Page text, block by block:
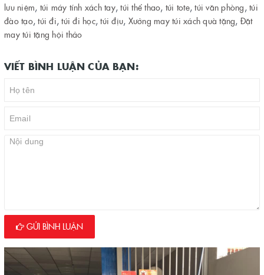
lưu niệm, túi máy tính xách tay,túi thể thao, túi tote,túi văn phòng , túi
đào tạo,túi đi,túi đi học,túi địu, Xưởng may túi xách quà tặng, Đặt
may túi tặng hội thảo
VIẾT BÌNH LUẬN CỦA BẠN:
GỬI BÌNH LUẬN